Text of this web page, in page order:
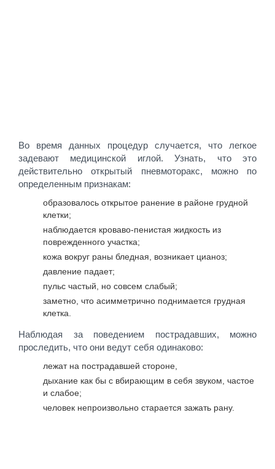
Во время данных процедур случается, что легкое
задевают медицинской иглой. Узнать, что это
действительно открытый пневмоторакс, можно по
определенным признакам:
образовалось открытое ранение в районе грудной
клетки;
наблюдается кроваво-пенистая жидкость из
поврежденного участка;
кожа вокруг раны бледная, возникает цианоз;
давление падает;
пульс частый, но совсем слабый;
заметно, что асимметрично поднимается грудная
клетка.
Наблюдая за поведением пострадавших, можно
проследить, что они ведут себя одинаково:
лежат на пострадавшей стороне,
дыхание как бы с вбирающим в себя звуком, частое
и слабое;
человек непроизвольно старается зажать рану.